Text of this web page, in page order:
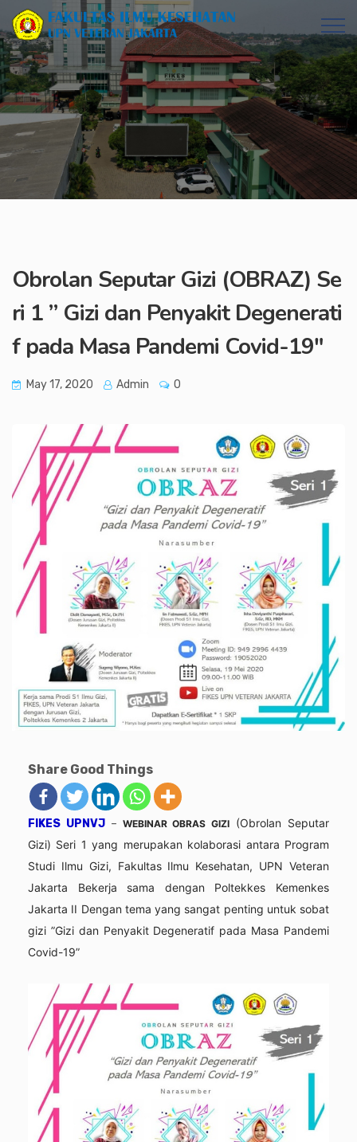
Obrolan Seputar Gizi (OBRAZ) Se
ri 1 ” Gizi dan Penyakit Degenerati
f pada Masa Pandemi Covid-19″
May 17, 2020 Admin 0
Share Good Things
FIKES UPNVJ– WEBINAR OBRAS GIZI (Obrolan Seputar
Gizi) Seri 1 yang merupakan kolaborasi antara Program
Studi Ilmu Gizi, Fakultas Ilmu Kesehatan, UPN Veteran
Jakarta Bekerja sama dengan Poltekkes Kemenkes
Jakarta II Dengan tema yang sangat penting untuk sobat
gizi ”Gizi dan Penyakit Degeneratif pada Masa Pandemi
Covid-19”